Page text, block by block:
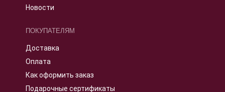
Новости
ПОКУПАТЕЛЯМ
Доставка
Оплата
Как оформить заказ
Подарочные сертификаты